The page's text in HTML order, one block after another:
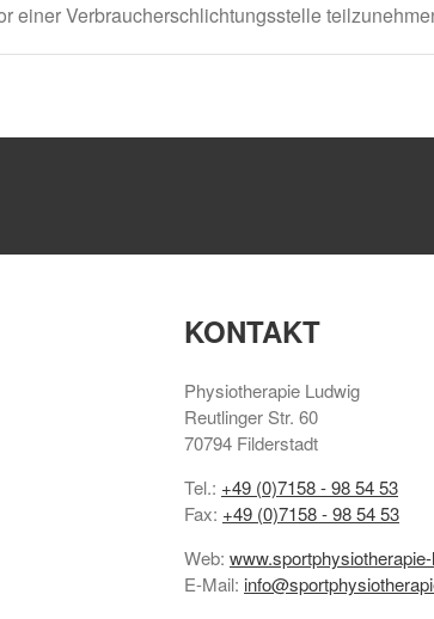
einer Verbraucherschlichtungsstelle
KONTAKT
Physiotherapie Ludwig
Reutlinger Str. 60
70794 Filderstadt
Tel.: +49 (0)7158 - 98 54 53
Fax: +49 (0)7158 - 98 54 53
Web:
E-Mail: